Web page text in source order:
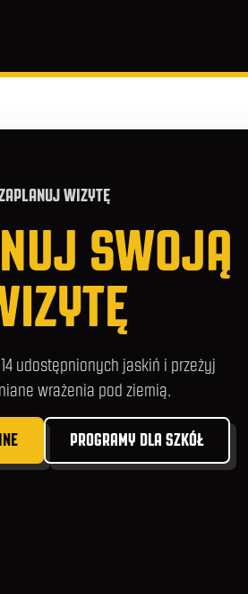
WIZYTĘ
SWOJĄ
udostępnionych jaskiń i przeżyj
wrażenia pod ziemią.
PROGRAMY DLA SZKÓŁ